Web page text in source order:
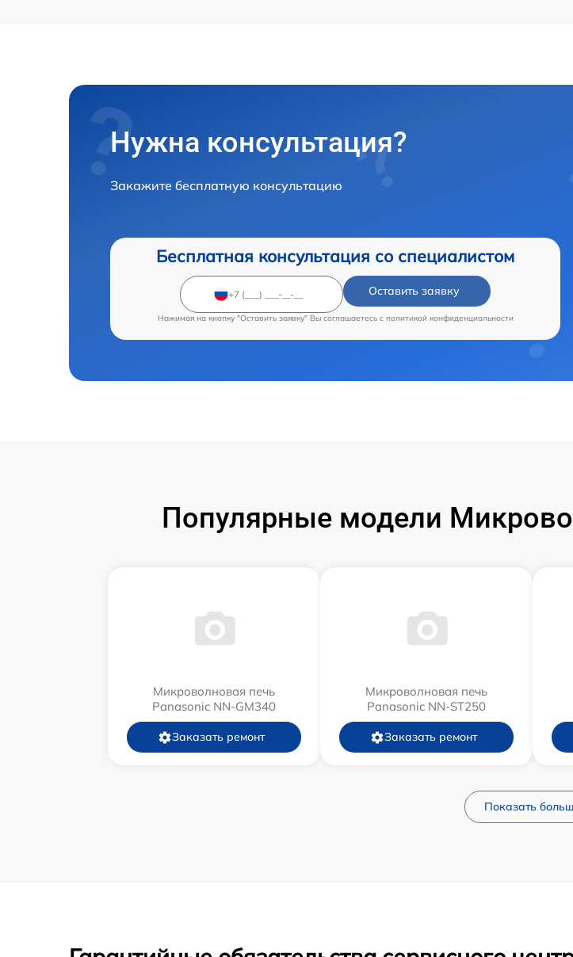
Нужна консультация?
Закажите бесплатную консультацию
Бесплатная консультация со специалистом
Оставить заявку
Нажимая на кнопку "Оставить заявку" Вы соглашаетесь c политикой конфиденциальности
Популярные модели
Микроволновая печь
Panasonic NN-GM340
Заказать ремонт
Микроволновая печь
Panasonic NN-ST250
Заказать ремонт
Показать